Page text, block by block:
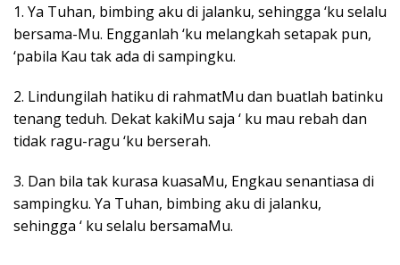
1. Ya Tuhan, bimbing aku di jalanku, sehingga ‘ku selalu
bersama-Mu. Engganlah ‘ku melangkah setapak pun,
‘pabila Kau tak ada di sampingku.
2. Lindungilah hatiku di rahmatMu dan buatlah batinku
tenang teduh. Dekat kakiMu saja ‘ ku mau rebah dan
tidak ragu-ragu ‘ku berserah.
3. Dan bila tak kurasa kuasaMu, Engkau senantiasa di
sampingku. Ya Tuhan, bimbing aku di jalanku,
sehingga ‘ ku selalu bersamaMu.